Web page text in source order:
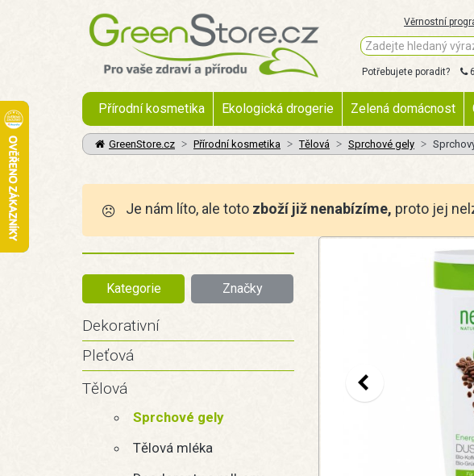
Věrnostní
Potřebujete poradit?
Přírodní kosmetika Ekologická drogerie Zelená domácnost
GreenStore.cz Přírodní kosmetika Tělová Sprchové gely
Je nám líto, ale toto zboží již nenabízíme, proto jej
Kategorie Značky
Dekorativní
Pleťová
Tělová
Sprchové gely
Tělová mléka